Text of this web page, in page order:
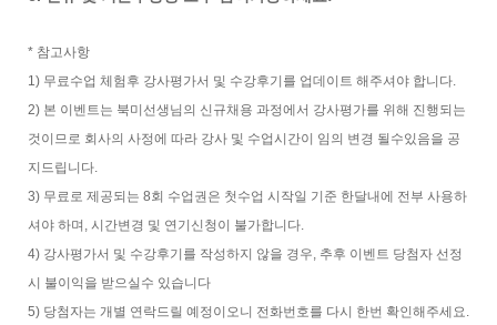
* 참고사항
1) 무료수업 체험후 강사평가서 및 수강후기를 업데이트 해주셔야 합니다.
2) 본 이벤트는 북미선생님의 신규채용 과정에서 강사평가를 위해 진행되는
것이므로 회사의 사정에 따라 강사 및 수업시간이 임의 변경 될수있음을 공
지드립니다.
3) 무료로 제공되는 8회 수업권은 첫수업 시작일 기준 한달내에 전부 사용하
셔야 하며, 시간변경 및 연기신청이 불가합니다.
4) 강사평가서 및 수강후기를 작성하지 않을 경우, 추후 이벤트 당첨자 선정
시 불이익을 받으실수 있습니다
5) 당첨자는 개별 연락드릴 예정이오니 전화번호를 다시 한번 확인해주세요.